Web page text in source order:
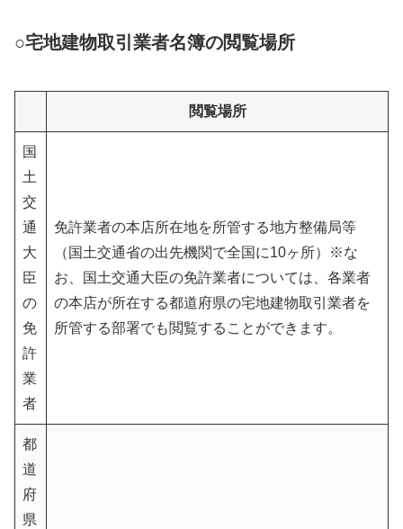
○宅地建物取引業者名簿の閲覧場所
閲覧場所
国
土
交
通
大
臣
の
免
許
業
者
免許業者の本店所在地を所管する地方整備局等
（国土交通省の出先機関で全国に10ヶ所）
※な
お、国土交通大臣の免許業者については、各業者
の本店が所在する都道府県の宅地建物取引業者を
所管する部署でも閲覧することができます。
都
道
府
県